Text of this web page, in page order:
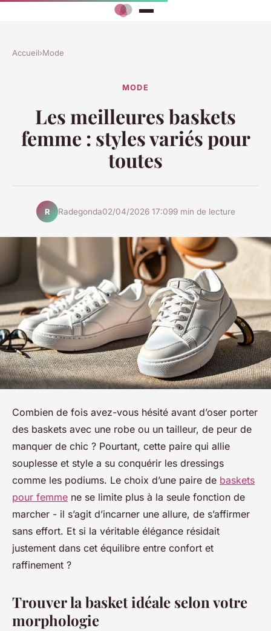
Accueil›Mode
MODE
Les meilleures baskets
femme : styles variés pour
toutes
R Radegonda02/04/2026 17:099 min de lecture
Combien de fois avez-vous hésité avant d’oser porter
des baskets avec une robe ou un tailleur, de peur de
manquer de chic ? Pourtant, cette paire qui allie
souplesse et style a su conquérir les dressings
comme les podiums. Le choix d’une paire de baskets
pour femme ne se limite plus à la seule fonction de
marcher - il s’agit d’incarner une allure, de s’affirmer
sans effort. Et si la véritable élégance résidait
justement dans cet équilibre entre confort et
raffinement ?
Trouver la basket idéale selon votre
morphologie